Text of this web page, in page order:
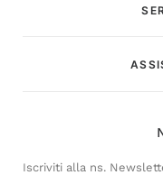
Iscriviti alla ns.